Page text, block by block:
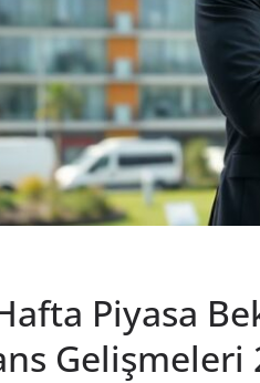
Piyasa
Gelişmeleri